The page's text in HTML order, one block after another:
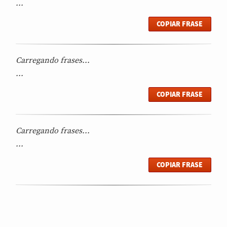
...
COPIAR FRASE
Carregando frases...
...
COPIAR FRASE
Carregando frases...
...
COPIAR FRASE